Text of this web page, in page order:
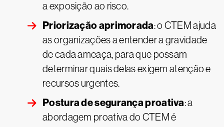
a exposição ao risco.
Priorização aprimorada: o CTEM ajuda
as organizações a entender a gravidade
de cada ameaça, para que possam
determinar quais delas exigem atenção e
recursos urgentes.
Postura de segurança proativa: a
abordagem proativa do CTEM é